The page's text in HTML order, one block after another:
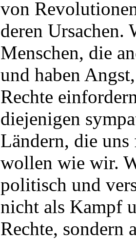
von
deren Ursachen.
Menschen, die
und haben
Rechte
diejenigen
Ländern, die
wollen wie wir.
politisch und
nicht als Kampf
Rechte, sondern